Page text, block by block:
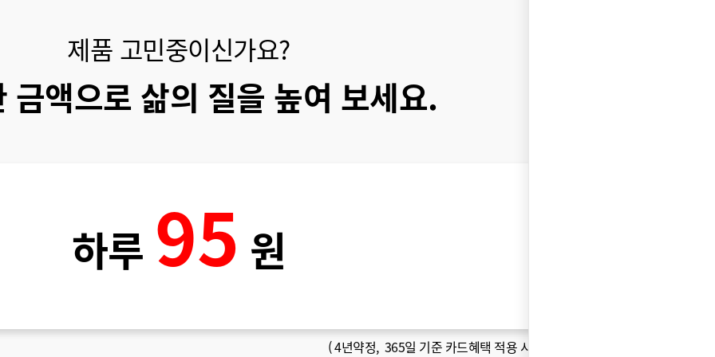
제품 고민중이신가요?
금액으로 삶의 질을 높여 보세요.
하루 95 원
(4년약정, 365일 기준 카드혜택 적용 시 )